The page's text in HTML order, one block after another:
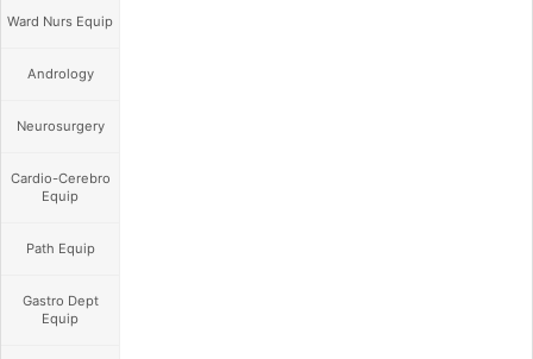
Ward Nurs Equip
Andrology
Neurosurgery
Cardio-Cerebro
Equip
Path Equip
Gastro Dept
Equip